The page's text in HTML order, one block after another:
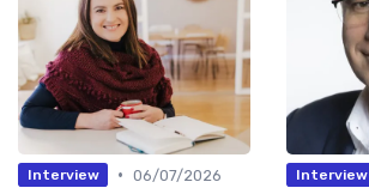
Interview • 06/07/2026
Interview